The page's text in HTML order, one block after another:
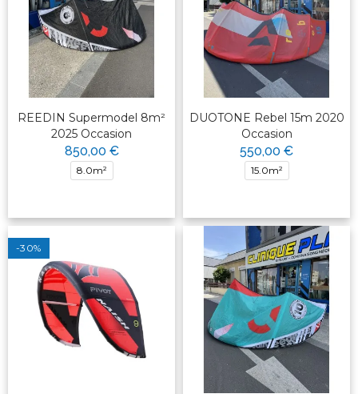
REEDIN Supermodel 8m²
2025 Occasion
850,00 €
8.0m²
DUOTONE Rebel 15m 2020
Occasion
550,00 €
15.0m²
-30%